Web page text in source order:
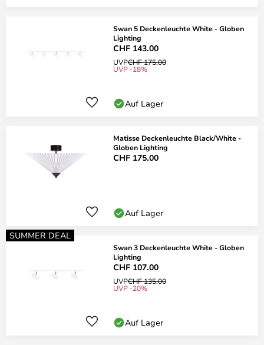
Swan 5 Deckenleuchte White - Globen
Lighting
CHF 143.00
UVPCHF 175.00
UVP -18%
Auf Lager
Matisse Deckenleuchte Black/White -
Globen Lighting
CHF 175.00
Auf Lager
SUMMER DEAL
Swan 3 Deckenleuchte White - Globen
Lighting
CHF 107.00
UVPCHF 135.00
UVP -20%
Auf Lager